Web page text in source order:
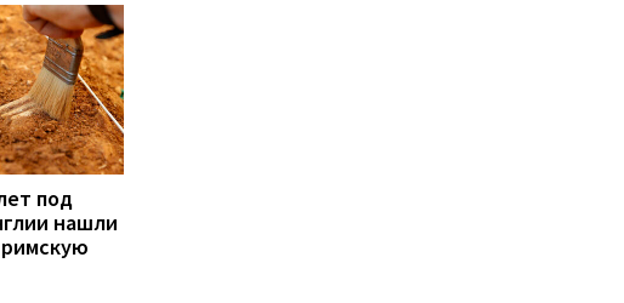
под
нашли